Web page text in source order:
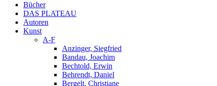
Bücher
DAS PLATEAU
Autoren
Kunst
A-F
Anzinger, Siegfried
Bandau, Joachim
Bechtold, Erwin
Behrendt, Daniel
Bergelt, Christiane